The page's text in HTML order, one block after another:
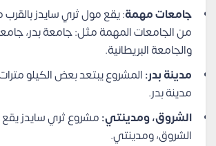
جامعات مهمة: يقع مول ثري سايدز بالقرب
من الجامعات المهمة مثل: جامعة بدر،
والجامعة البريطانية.
مدينة بدر:المشروع يبتعد بعض الكيلو
مدينة بدر.
الشروق، ومدينتي:مشروع ثري سايدز يقع
الشروق، ومدينتي.